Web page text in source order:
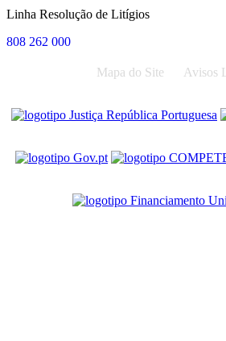
Linha Resolução de Litígios
808 262 000
Mapa do Site Avisos